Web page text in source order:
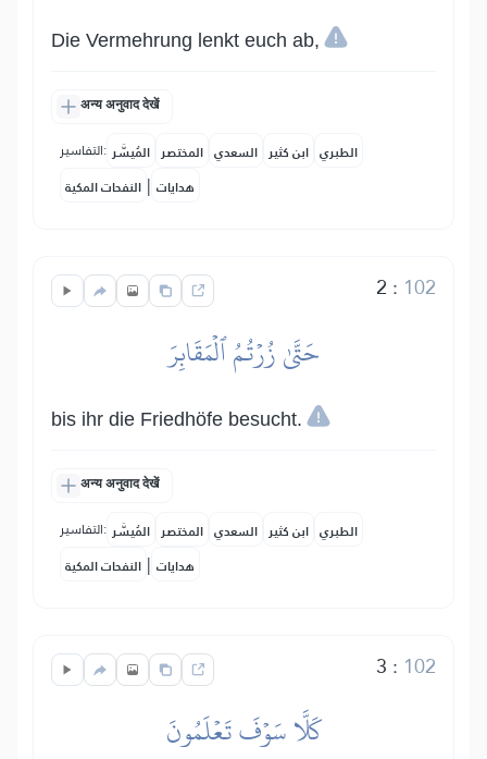
Die Vermehrung lenkt euch ab,
अन्य अनुवाद देखें
التفاسير: المُيسَّر المختصر السعدي ابن كثير الطبري
النفحات المكية | هدايات
2 : 102
حَتَّىٰ زُرۡتُمُ ٱلۡمَقَابِرَ
bis ihr die Friedhöfe besucht.
अन्य अनुवाद देखें
التفاسير: المُيسَّر المختصر السعدي ابن كثير الطبري
النفحات المكية | هدايات
3 : 102
كَلَّا سَوۡفَ تَعۡلَمُونَ